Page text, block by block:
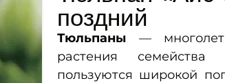
поздний
Тюльпаны —
растения
пользуются широкой